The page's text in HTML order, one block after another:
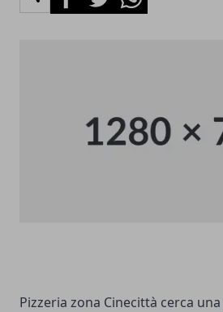
Pizzeria zona Cinecittà cerca